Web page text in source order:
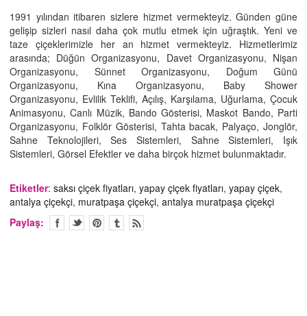
1991 yılından itibaren sizlere hizmet vermekteyiz. Günden güne
gelişip sizleri nasıl daha çok mutlu etmek için uğraştık. Yeni ve
taze çiçeklerimizle her an hizmet vermekteyiz. Hizmetlerimiz
arasında; Düğün Organizasyonu, Davet Organizasyonu, Nişan
Organizasyonu, Sünnet Organizasyonu, Doğum Günü
Organizasyonu, Kına Organizasyonu, Baby Shower
Organizasyonu, Evlilik Teklifi, Açılış, Karşılama, Uğurlama, Çocuk
Animasyonu, Canlı Müzik, Bando Gösterisi, Maskot Bando, Parti
Organizasyonu, Folklör Gösterisi, Tahta bacak, Palyaço, Jonglör,
Sahne Teknolojileri, Ses Sistemleri, Sahne Sistemleri, Işık
Sistemleri, Görsel Efektler ve daha birçok hizmet bulunmaktadır.
Etiketler: saksı çiçek fiyatları, yapay çiçek fiyatları, yapay çiçek,
antalya çiçekçi, muratpaşa çiçekçi, antalya muratpaşa çiçekçi
Paylaş: